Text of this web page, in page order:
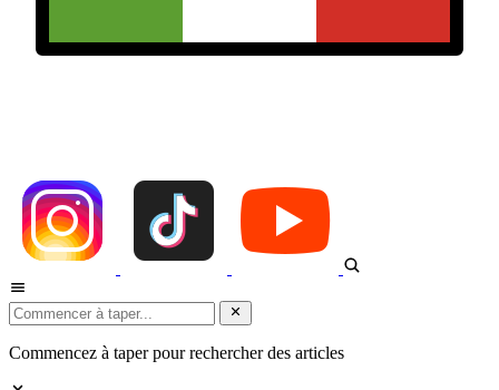
Commencez à taper pour rechercher des articles